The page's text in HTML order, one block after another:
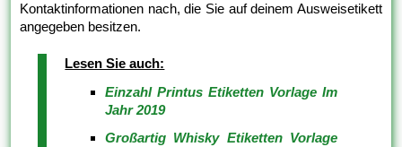
Kontaktinformationen nach, die Sie auf deinem Ausweisetikett
angegeben besitzen.
Lesen Sie auch:
Einzahl Printus Etiketten Vorlage Im
Jahr 2019
Großartig Whisky Etiketten Vorlage